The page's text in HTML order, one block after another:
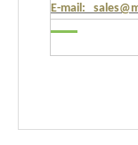
E-mail: